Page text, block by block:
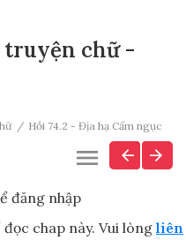
truyện chữ -
Hồi 74.2 - Địa hạ Cấm ngục
đăng nhập
chap này. Vui lòng liên